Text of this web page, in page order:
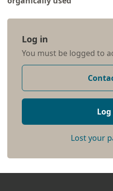
Log in
You must be logged to
Lost your